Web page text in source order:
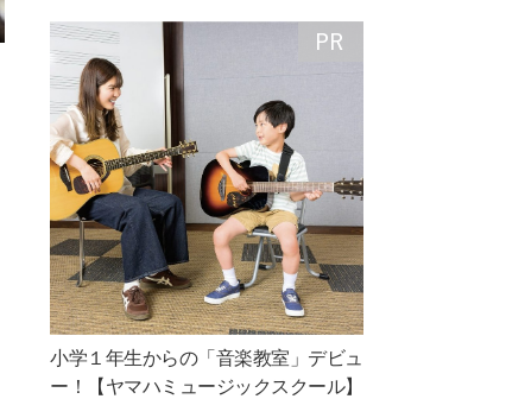
小学１年生からの「音楽教室」デビュ
ー！【ヤマハミュージックスクール】